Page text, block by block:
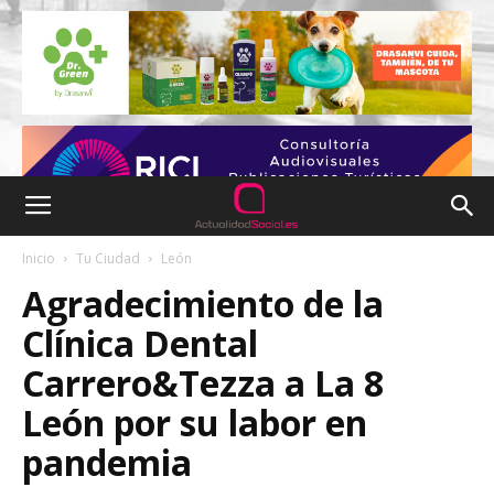
Inicio Tu Ciudad León
Agradecimiento de la
Clínica Dental
Carrero&Tezza a La 8
León por su labor en
pandemia